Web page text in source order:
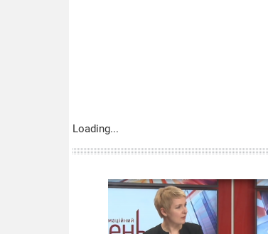
Loading...